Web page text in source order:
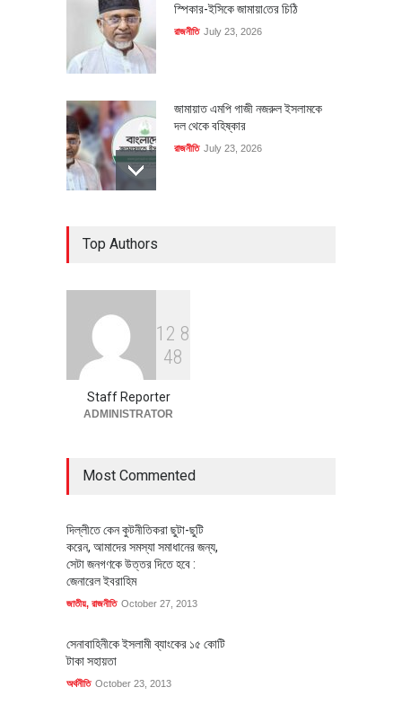
স্পিকার-ইসিকে জামায়া‌তের চি‌ঠি
রাজনীতি July 23, 2026
জামায়াত এমপি গাজী নজরুল ইসলামকে
দল থেকে বহিষ্কার
রাজনীতি July 23, 2026
বৈশ্বিক প্রতিযোগিতা সক্ষমতা বাড়াতে
পোশাক শিল্পে নতুন উদ্যোগ
Top Authors
1 2 8
48
Staff Reporter
ADMINISTRATOR
Most Commented
দিল্লীতে কেন কুটনীতিকরা ছুটা-ছুটি
করেন, আমাদের সমস্যা সমাধানের জন্য,
সেটা জনগণকে উত্তর দিতে হবে :
জেনারেল ইবরাহিম
জাতীয়, রাজনীতি October 27, 2013
সেনাবাহিনীকে ইসলামী ব্যাংকের ১৫ কোটি
টাকা সহায়তা
অর্থনীতি October 23, 2013